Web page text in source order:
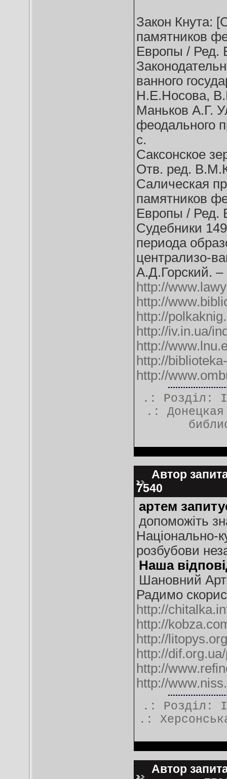
Закон Кнута:
памятников
Европы / Ред.
ванного
Н.Е.Носова,
Маньков А.Г.
феодального
с.
Саксонское
Отв. ред.
Салическая
памятников
Европы / Ред.
Судебники
периода
централизо-
А.Д.Горский.
http://
http://
http://
http://iv.in.ua/
http://
http://
http://
.: Розділ:
.:
Автор
7540
артем
допоможіть
Національно-
розбубови
Наша
Шановний
Радимо
http://
http://
http://
http://
http://
http://
.: Розділ:
.:
Автор